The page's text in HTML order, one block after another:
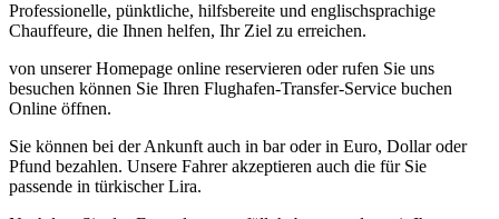
Professionelle, pünktliche, hilfsbereite und englischsprachige
Chauffeure, die Ihnen helfen, Ihr Ziel zu erreichen.
von unserer Homepage online reservieren oder rufen Sie uns
besuchen können Sie Ihren Flughafen-Transfer-Service buchen
Online öffnen.
Sie können bei der Ankunft auch in bar oder in Euro, Dollar oder
Pfund bezahlen. Unsere Fahrer akzeptieren auch die für Sie
passende in türkischer Lira.